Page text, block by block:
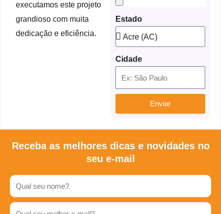
executamos este projeto
grandioso com muita
dedicação e eficiência.
Estado
Cidade
Enviar
Receba as melhores dicas e novidades no
seu e-mail
Nome
E-